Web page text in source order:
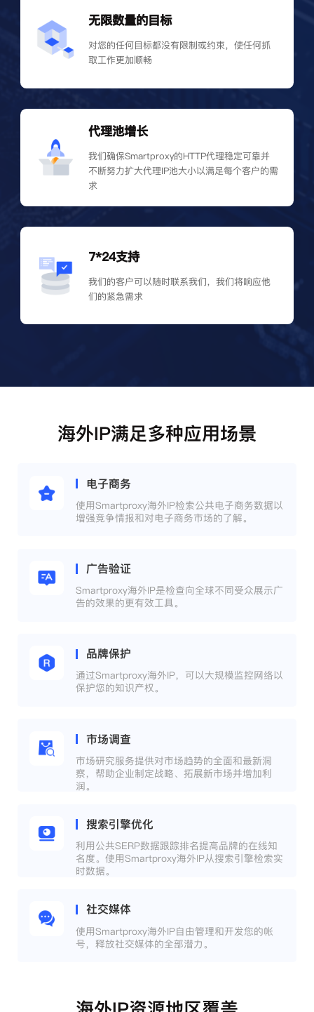
无限数量的目标
对您的任何目标都没有限制或约束，使任何抓
取工作更加顺畅
代理池增长
我们确保Smartproxy的HTTP代理稳定可靠并
不断努力扩大代理IP池大小以满足每个客户的需
求
7*24支持
我们的客户可以随时联系我们，我们将响应他
们的紧急需求
海外IP满足多种应用场景
电子商务
使用Smartproxy海外IP检索公共电子商务数据以
增强竞争情报和对电子商务市场的了解。
广告验证
Smartproxy海外IP是检查向全球不同受众展示广
告的效果的更有效工具。
品牌保护
通过Smartproxy海外IP，可以大规模监控网络以
保护您的知识产权。
市场调查
市场研究服务提供对市场趋势的全面和最新洞
察，帮助企业制定战略、拓展新市场并增加利
润。
搜索引擎优化
利用公共SERP数据跟踪排名提高品牌的在线知
名度。使用Smartproxy海外IP从搜索引擎检索实
时数据。
社交媒体
使用Smartproxy海外IP自由管理和开发您的帐
号，释放社交媒体的全部潜力。